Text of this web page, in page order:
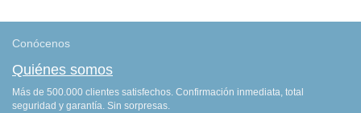
Conócenos
Quiénes somos
Más de 500.000 clientes satisfechos. Confirmación inmediata, total
seguridad y garantía. Sin sorpresas.